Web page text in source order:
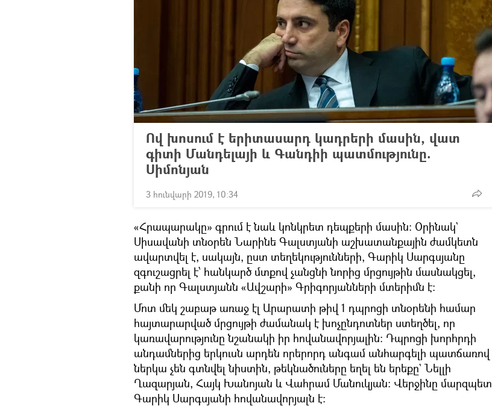
Ով խոսում է երիտասարդ կադրերի մասին, վատ
գիտի Մանդելայի և Գանդիի պատմությունը.
Սիմոնյան
3 հունվարի 2019, 10:34
«Հրապարակը» գրում է նաև կոնկրետ դեպքերի մասին։ Օրինակ`
Սիսավանի տնօրեն Նարինե Գալստյանի աշխատանքային ժամկետն
ավարտվել է, սակայն, ըստ տեղեկությունների, Գարիկ Սարգսյանը
զգուշացրել է՝ հանկարծ մտքով չանցնի նորից մրցույթին մասնակցել,
քանի որ Գալստյանն «Ավշարի» Գրիգորյանների մտերիմն է։
Մոտ մեկ շաբաթ առաջ էլ Արարատի թիվ 1 դպրոցի տնօրենի համար
հայտարարված մրցույթի ժամանակ է խոչընդոտներ ստեղծել, որ
կառավարությունը նշանակի իր հովանավորյալին։ Դպրոցի խորհրդի
անդամներից երկուսն արդեն որերորդ անգամ անհարգելի պատճառով
ներկա չեն գտնվել նիստին, թեկնածուները եղել են երեքը` Նելլի
Ղազարյան, Հայկ Խանոյան և Վահրամ Մանուկյան։ Վերջինը մարզպետ
Գարիկ Սարգսյանի հովանավորյալն է: